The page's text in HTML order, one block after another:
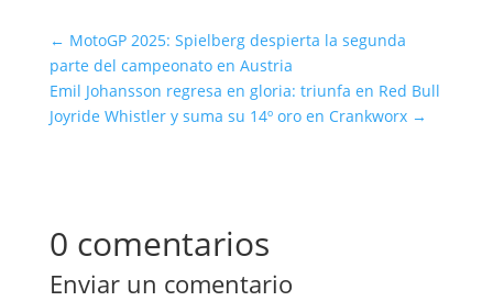
← MotoGP 2025: Spielberg despierta la segunda
parte del campeonato en Austria
Emil Johansson regresa en gloria: triunfa en Red Bull
Joyride Whistler y suma su 14º oro en Crankworx→
0 comentarios
Enviar un comentario